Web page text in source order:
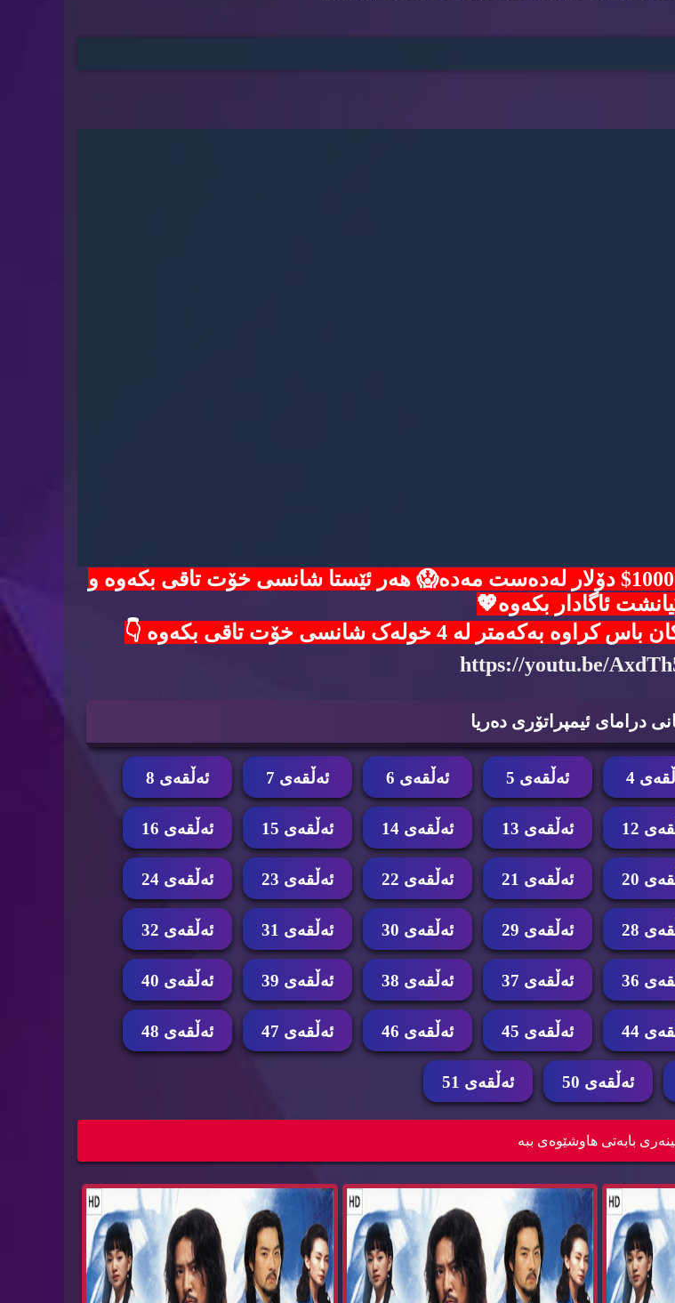
ئۆفەرێکی زێرین🙈هەلی بەدەست هێنانی 5$ یان 10000$ دۆلار لەدەست مەدە😱 هەر ئێستا شانسی خۆت تاقی بکەوە و
ئاگادار بکەوە💖
لە 4 خولەک شانسی خۆت تاقی بکەوە 👇
https://youtu.be/
درامای ئیمپراتۆری ده‌ریا
4 ئه‌ڵقه‌ی 5 ئه‌ڵقه‌ی 6 ئه‌ڵقه‌ی 7 ئه‌ڵقه‌ی 8
12 ئه‌ڵقه‌ی 13 ئه‌ڵقه‌ی 14 ئه‌ڵقه‌ی 15 ئه‌ڵقه‌ی 16
20 ئه‌ڵقه‌ی 21 ئه‌ڵقه‌ی 22 ئه‌ڵقه‌ی 23 ئه‌ڵقه‌ی 24
28 ئه‌ڵقه‌ی 29 ئه‌ڵقه‌ی 30 ئه‌ڵقه‌ی 31 ئه‌ڵقه‌ی 32
36 ئه‌ڵقه‌ی 37 ئه‌ڵقه‌ی 38 ئه‌ڵقه‌ی 39 ئه‌ڵقه‌ی 40
44 ئه‌ڵقه‌ی 45 ئه‌ڵقه‌ی 46 ئه‌ڵقه‌ی 47 ئه‌ڵقه‌ی 48
ئه‌ڵقه‌ی 50 ئه‌ڵقه‌ی 51
بابه‌تی هاوشێوه‌ی ببه‌
درامای ئیمپراتۆری ده‌ریا ئه‌ڵقه‌ی 44
درامای ئیمپراتۆری ده‌ریا ئه‌ڵقه‌ی 43
درامای ئیمپراتۆری ده‌ریا ئه‌ڵقه‌ی 42